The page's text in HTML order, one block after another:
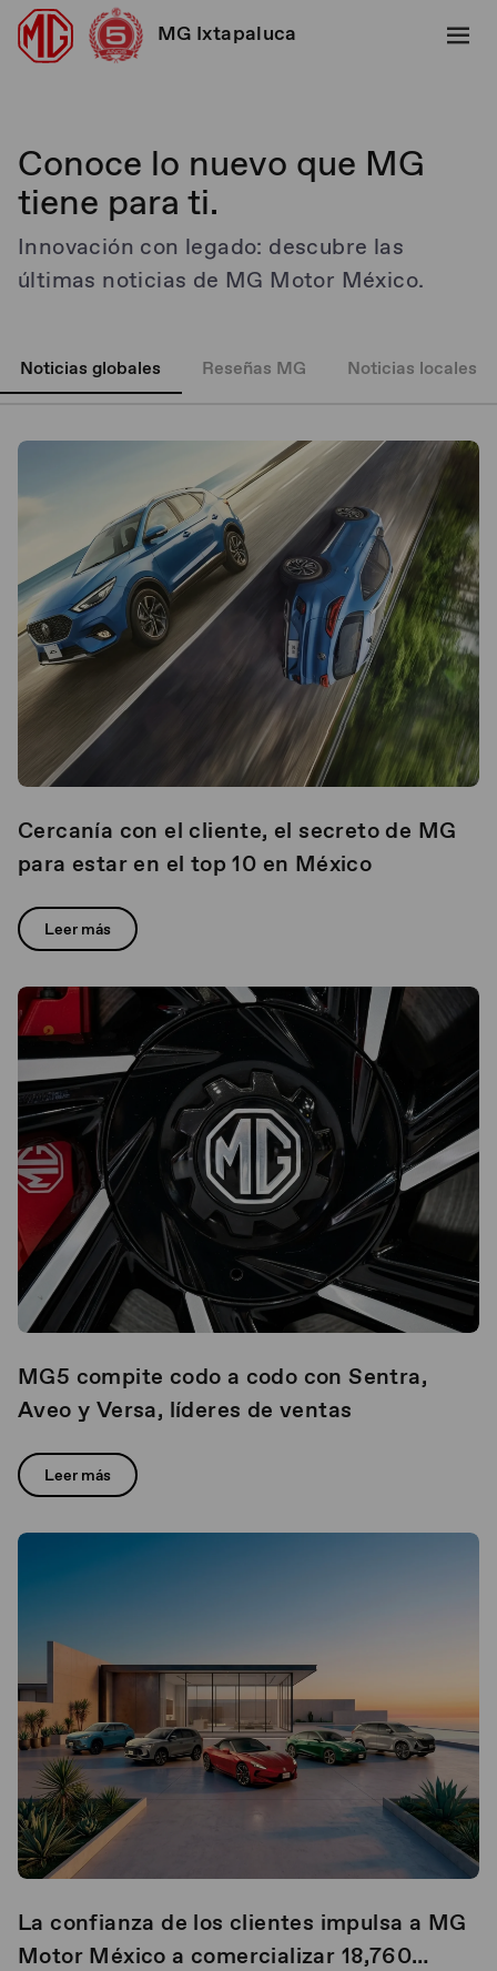
MG Ixtapaluca
Conoce lo nuevo que MG
tiene para ti.
Innovación con legado: descubre las
últimas noticias de MG Motor México.
Noticias globales Reseñas MG Noticias locales
Cercanía con el cliente, el secreto de MG
para estar en el top 10 en México
Leer más
MG5 compite codo a codo con Sentra,
Aveo y Versa, líderes de ventas
Leer más
La confianza de los clientes impulsa a MG
Motor México a comercializar 18,760